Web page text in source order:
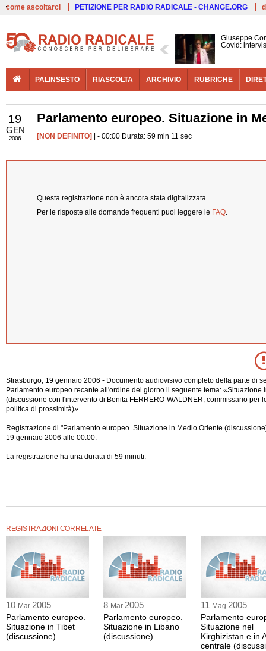
come ascoltarci PETIZIONE PER RADIO RADICALE - CHANGE.ORG
Giuseppe
Covid:
PALINSESTO RIASCOLTA ARCHIVIO RUBRICHE
19
GEN
2006
Parlamento europeo. Situazione in
[NON DEFINITO] | - 00:00 Durata: 59 min 11 sec
Questa registrazione non è ancora stata digitalizzata.
Per le risposte alle domande frequenti puoi leggere le FAQ.
Strasburgo, 19 gennaio 2006 - Documento audiovisivo completo della parte di
Parlamento europeo recante all'ordine del giorno il seguente tema: «Situazione
(discussione con l'intervento di Benita FERRERO-WALDNER, commissario per
politica di prossimità)».
Registrazione di "Parlamento europeo. Situazione in Medio Oriente
19 gennaio 2006 alle 00:00.
La registrazione ha una durata di 59 minuti.
REGISTRAZIONI CORRELATE
10 Mar 2005
Parlamento europeo.
Situazione in Tibet
(discussione)
8 Mar 2005
Parlamento europeo.
Situazione in Libano
(discussione)
11 Mag 2005
Parlamento
Situazione nel
Kirghizistan e in
centrale